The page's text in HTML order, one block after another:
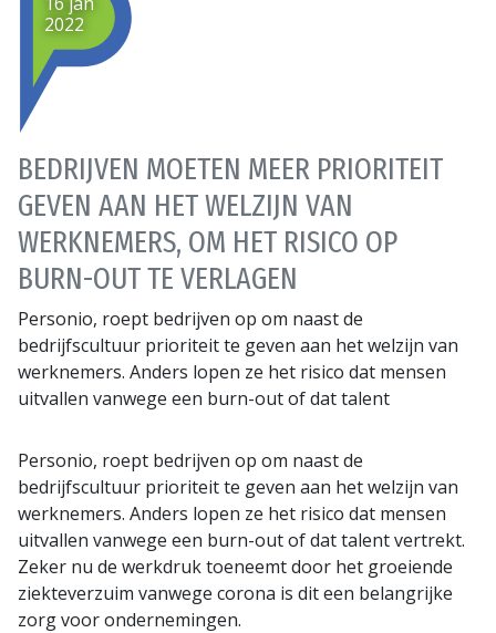
BEDRIJVEN MOETEN MEER PRIORITEIT
GEVEN AAN HET WELZIJN VAN
WERKNEMERS, OM HET RISICO OP
BURN-OUT TE VERLAGEN
2022
Personio, roept bedrijven op om naast de
bedrijfscultuur prioriteit te geven aan het welzijn van
werknemers. Anders lopen ze het risico dat mensen
uitvallen vanwege een burn-out of dat talent
Personio, roept bedrijven op om naast de
bedrijfscultuur prioriteit te geven aan het welzijn van
werknemers. Anders lopen ze het risico dat mensen
uitvallen vanwege een burn-out of dat talent vertrekt.
Zeker nu de werkdruk toeneemt door het groeiende
ziekteverzuim vanwege corona is dit een belangrijke
zorg voor ondernemingen.